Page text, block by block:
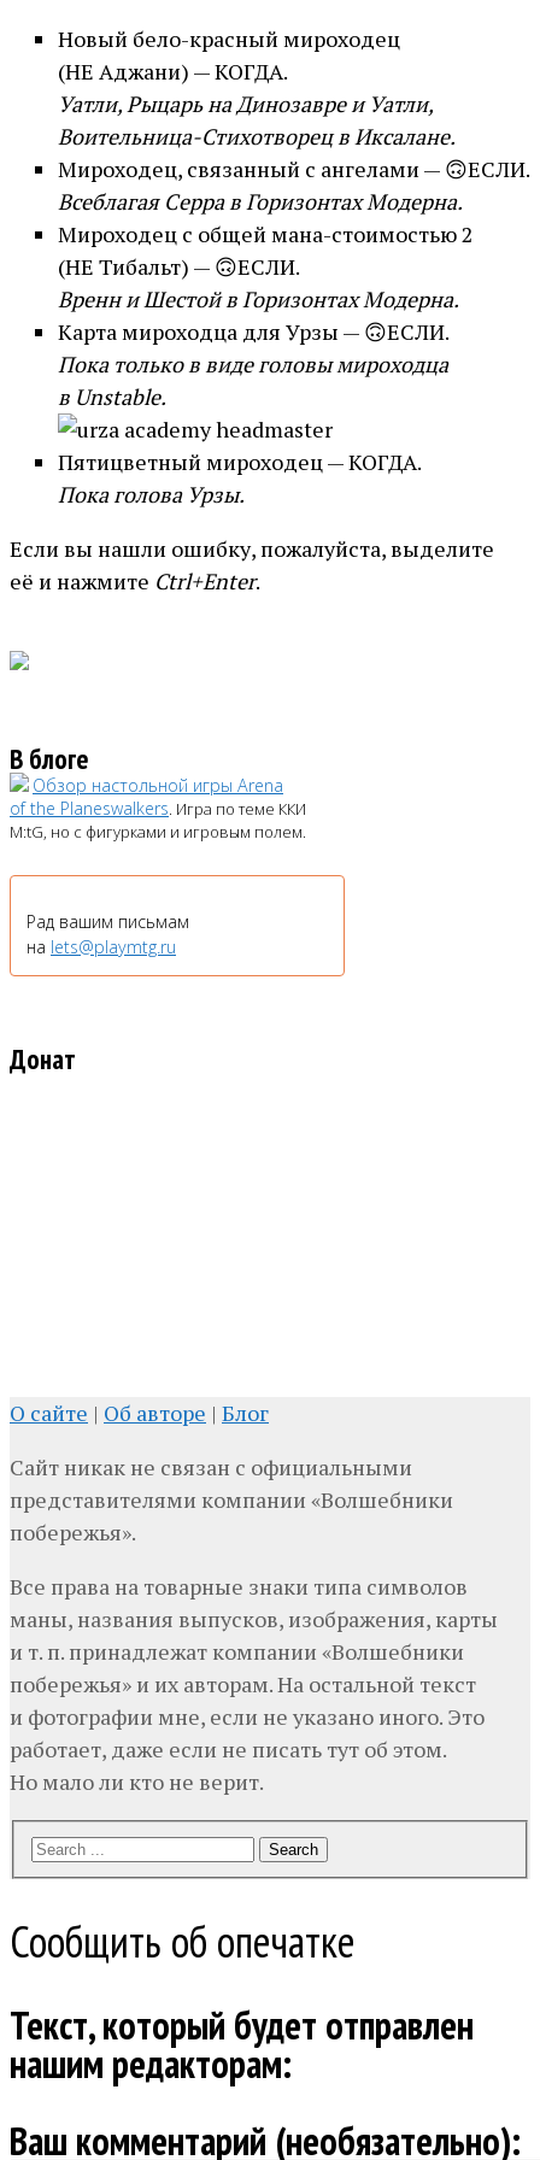
Новый бело-красный мироходец
(НЕ Аджани) — КОГДА.
Уатли, Рыцарь на Динозавре и Уатли,
Воительница-Стихотворец в Иксалане.
Мироходец, связанный с ангелами — 🙃ЕСЛИ.
Всеблагая Серра в Горизонтах Модерна.
Мироходец с общей мана-стоимостью 2
(НЕ Тибальт) — 🙃ЕСЛИ.
Вренн и Шестой в Горизонтах Модерна.
Карта мироходца для Урзы — 🙃ЕСЛИ.
Пока только в виде головы мироходца
в Unstable.
Пятицветный мироходец — КОГДА.
Пока голова Урзы.
Если вы нашли ошибку, пожалуйста, выделите
её и нажмите Ctrl+Enter.
В блоге
Обзор настольной игры Arena
of the Planeswalkers. Игра по теме ККИ
M:tG, но с фигурками и игровым полем.
Рад вашим письмам
на lets@playmtg.ru
Донат
О сайте | Об авторе | Блог
Сайт никак не связан с официальными
представителями компании «Волшебники
побережья».
Все права на товарные знаки типа символов
маны, названия выпусков, изображения, карты
и т. п. принадлежат компании «Волшебники
побережья» и их авторам. На остальной текст
и фотографии мне, если не указано иного. Это
работает, даже если не писать тут об этом.
Но мало ли кто не верит.
Search
Сообщить об опечатке
Текст, который будет отправлен
нашим редакторам:
Ваш комментарий (необязательно):